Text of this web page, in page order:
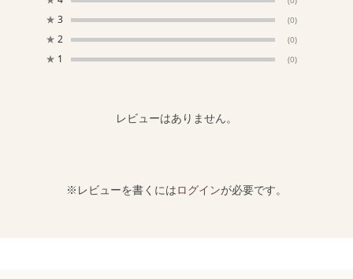
★ 3 (0)
★ 2 (0)
★ 1 (0)
レビューはありません。
※レビューを書くにはログインが必要です。